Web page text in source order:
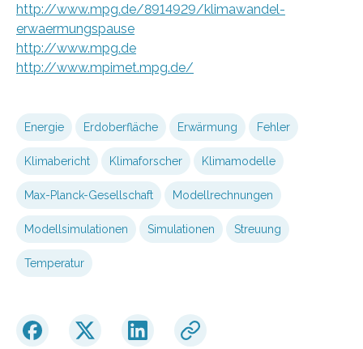
http://www.mpg.de/8914929/klimawandel-
erwaermungspause
http://www.mpg.de
http://www.mpimet.mpg.de/
Energie Erdoberfläche Erwärmung Fehler
Klimabericht Klimaforscher Klimamodelle
Max-Planck-Gesellschaft Modellrechnungen
Modellsimulationen Simulationen Streuung
Temperatur